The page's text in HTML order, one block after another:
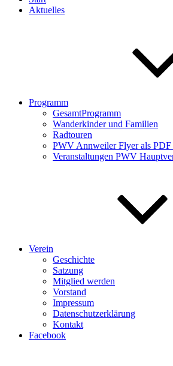
Aktuelles
Programm
GesamtProgramm
Wanderkinder und Familien
Radtouren
PWV Annweiler Flyer als
Veranstaltungen PWV
Verein
Geschichte
Satzung
Mitglied werden
Vorstand
Impressum
Datenschutzerklärung
Kontakt
Facebook